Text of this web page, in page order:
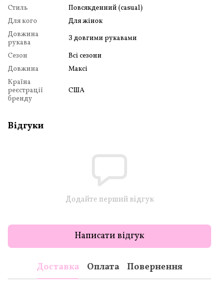
Стиль
Повсякденний (casual)
Для кого
Для жінок
Довжина
рукава
З довгими рукавами
Сезон
Всі сезони
Довжина
Максі
Країна
реєстрації
бренду
США
Відгуки
Додайте перший відгук
Написати відгук
Доставка Оплата Повернення